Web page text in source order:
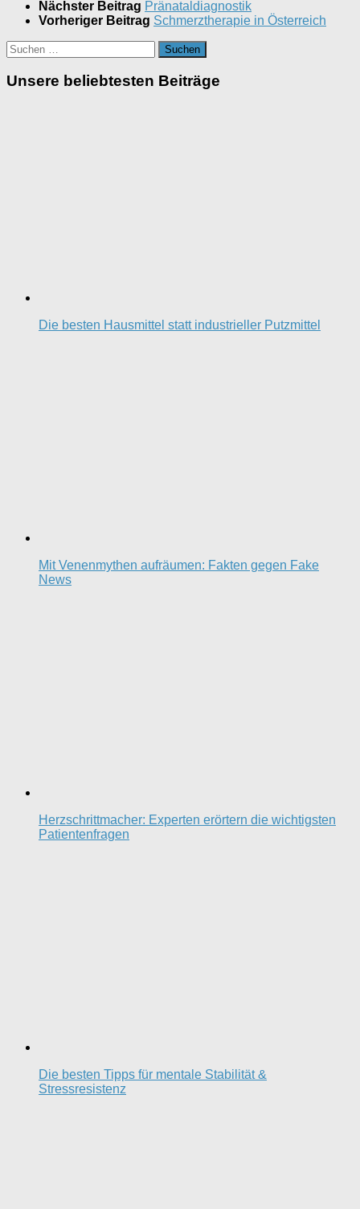
Nächster Beitrag Pränataldiagnostik
Vorheriger Beitrag Schmerztherapie in Österreich
Suchen
nach:
Unsere beliebtesten Beiträge
Die besten Hausmittel statt industrieller Putzmittel
Mit Venenmythen aufräumen: Fakten gegen Fake
News
Herzschrittmacher: Experten erörtern die wichtigsten
Patientenfragen
Die besten Tipps für mentale Stabilität &
Stressresistenz